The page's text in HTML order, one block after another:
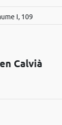
I, 109
Calvià